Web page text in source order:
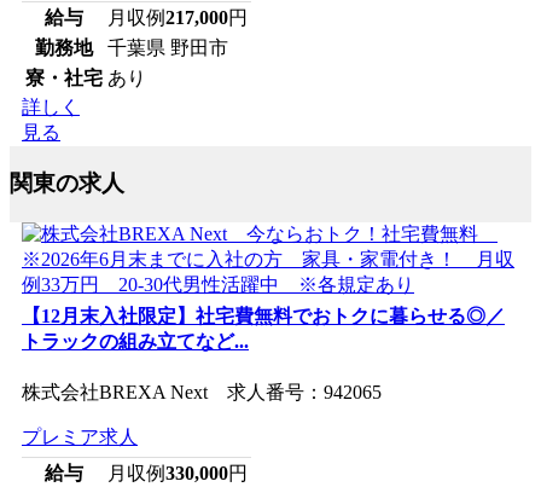
給与
月収例217,000円
勤務地
千葉県 野田市
寮・社宅 あり
詳しく
見る
関東の求人
【12月末入社限定】社宅費無料でおトクに暮らせる◎／
トラックの組み立てなど...
株式会社BREXA Next 求人番号：942065
プレミア求人
給与
月収例330,000円